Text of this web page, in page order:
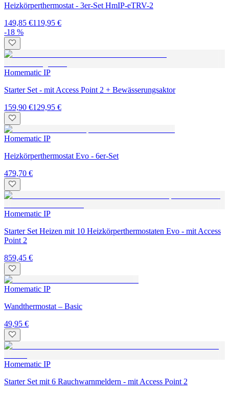
Heizkörperthermostat - 3er-Set HmIP-eTRV-2
149,85 €119,95 €
-18 %
Homematic IP
Starter Set - mit Access Point 2 + Bewässerungsaktor
159,90 €129,95 €
Homematic IP
Heizkörperthermostat Evo - 6er-Set
479,70 €
Homematic IP
Starter Set Heizen mit 10 Heizkörperthermostaten Evo - mit Access
Point 2
859,45 €
Homematic IP
Wandthermostat – Basic
49,95 €
Homematic IP
Starter Set mit 6 Rauchwarnmeldern - mit Access Point 2